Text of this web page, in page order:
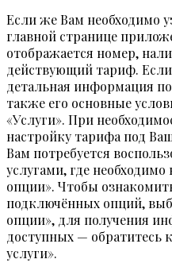
Если же Вам необходимо
главной странице
отображается номер,
действующий тариф. Если
детальная информация
также его основные
«Услуги». При
настройку тарифа под
Вам потребуется
услугами, где
опции». Чтобы
подключённых опций,
опции», для получения
доступных — обратитесь
услуги».